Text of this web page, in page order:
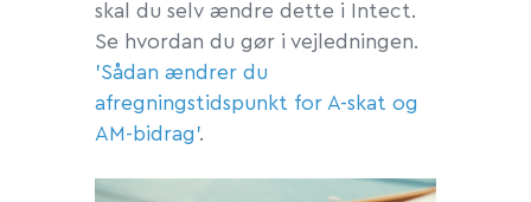
skal du selv ændre dette i Intect.
Se hvordan du gør i vejledningen.
'Sådan ændrer du
afregningstidspunkt for A-skat og
AM-bidrag'.